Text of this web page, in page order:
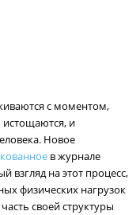
с моментом,
истощаются, и
Новое
в журнале
взгляд на этот процесс,
физических нагрузок
своей структуры